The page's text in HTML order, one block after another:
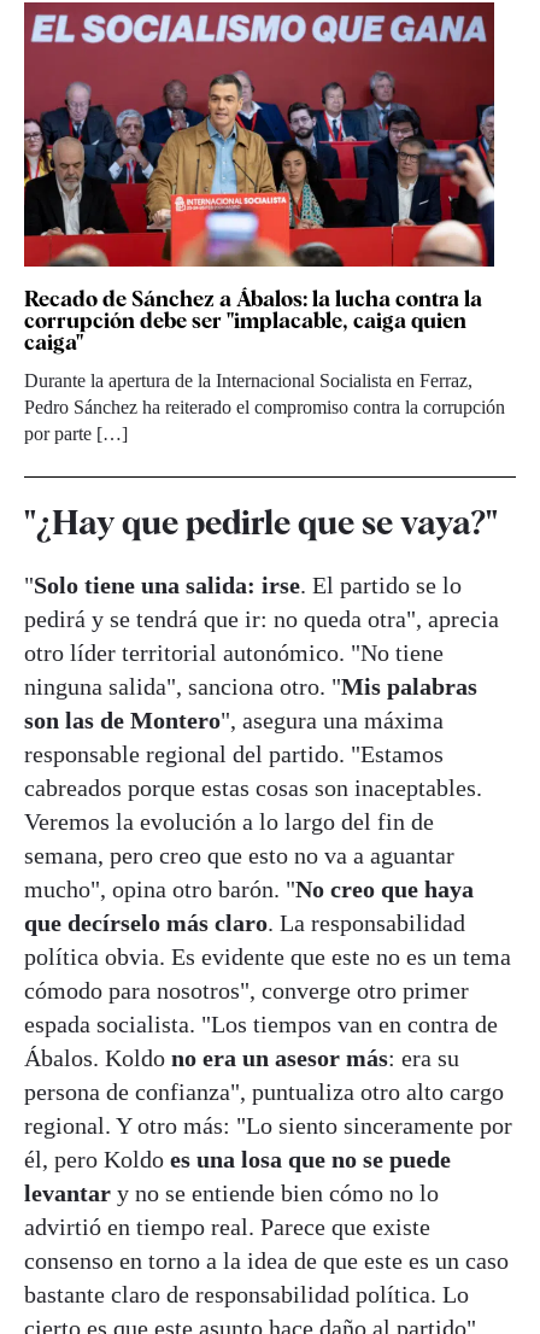
Recado de Sánchez a Ábalos: la lucha contra la
corrupción debe ser "implacable, caiga quien
caiga"
Durante la apertura de la Internacional Socialista en Ferraz,
Pedro Sánchez ha reiterado el compromiso contra la corrupción
por parte […]
"¿Hay que pedirle que se vaya?"
"Solo tiene una salida: irse. El partido se lo
pedirá y se tendrá que ir: no queda otra", aprecia
otro líder territorial autonómico. "No tiene
ninguna salida", sanciona otro. "Mis palabras
son las de Montero", asegura una máxima
responsable regional del partido. "Estamos
cabreados porque estas cosas son inaceptables.
Veremos la evolución a lo largo del fin de
semana, pero creo que esto no va a aguantar
mucho", opina otro barón. "No creo que haya
que decírselo más claro. La responsabilidad
política obvia. Es evidente que este no es un tema
cómodo para nosotros", converge otro primer
espada socialista. "Los tiempos van en contra de
Ábalos. Koldo no era un asesor más: era su
persona de confianza", puntualiza otro alto cargo
regional. Y otro más: "Lo siento sinceramente por
él, pero Koldo es una losa que no se puede
levantar y no se entiende bien cómo no lo
advirtió en tiempo real. Parece que existe
consenso en torno a la idea de que este es un caso
bastante claro de responsabilidad política. Lo
cierto es que este asunto hace daño al partido".